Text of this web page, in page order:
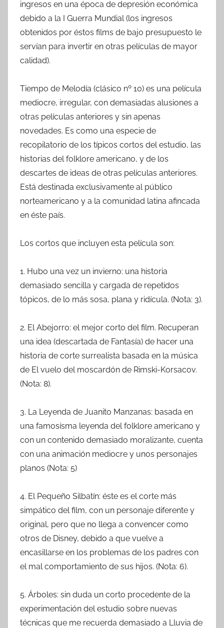
ingresos en una época de depresión económica
debido a la I Guerra Mundial (los ingresos
obtenidos por éstos films de bajo presupuesto le
servían para invertir en otras películas de mayor
calidad).
Tiempo de Melodía (clásico nº 10) es una película
mediocre, irregular, con demasiadas alusiones a
otras películas anteriores y sin apenas
novedades. Es como una especie de
recopilatorio de los típicos cortos del estudio, las
historias del folklore americano, y de los
descartes de ideas de otras películas anteriores.
Está destinada exclusivamente al público
norteamericano y a la comunidad latina afincada
en éste país.
Los cortos que incluyen esta película son:
1. Hubo una vez un invierno: una historia
demasiado sencilla y cargada de repetidos
tópicos, de lo más sosa, plana y ridícula. (Nota: 3).
2. El Abejorro: el mejor corto del film. Recuperan
una idea (descartada de Fantasía) de hacer una
historia de corte surrealista basada en la música
de El vuelo del moscardón de Rimski-Korsacov.
(Nota: 8).
3. La Leyenda de Juanito Manzanas: basada en
una famosísma leyenda del folklore americano y
con un contenido demasiado moralizante, cuenta
con una animación mediocre y unos personajes
planos (Nota: 5)
4. El Pequeño Silbatín: éste es el corte más
simpático del film, con un personaje diferente y
original, pero que no llega a convencer como
otros de Disney, debido a que vuelve a
encasillarse en los problemas de los padres con
el mal comportamiento de sus hijos. (Nota: 6).
5. Árboles: sin duda un corto procedente de la
experimentación del estudio sobre nuevas
técnicas que me recuerda demasiado a Lluvia de